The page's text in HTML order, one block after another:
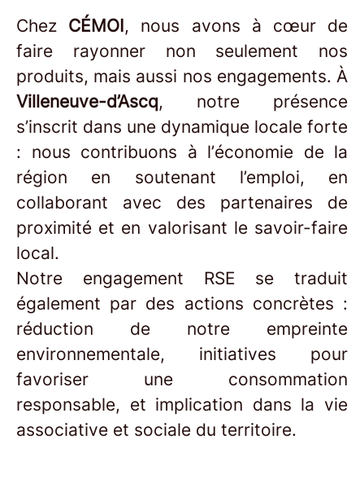
Chez CÉMOI, nous avons à cœur de
faire rayonner non seulement nos
produits, mais aussi nos engagements. À
Villeneuve-d’Ascq, notre présence
s’inscrit dans une dynamique locale forte
: nous contribuons à l’économie de la
région en soutenant l’emploi, en
collaborant avec des partenaires de
proximité et en valorisant le savoir-faire
local.
Notre engagement RSE se traduit
également par des actions concrètes :
réduction de notre empreinte
environnementale, initiatives pour
favoriser une consommation
responsable, et implication dans la vie
associative et sociale du territoire.